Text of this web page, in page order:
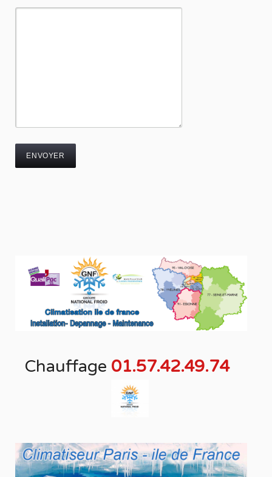
Chauffage 01.57.42.49.74